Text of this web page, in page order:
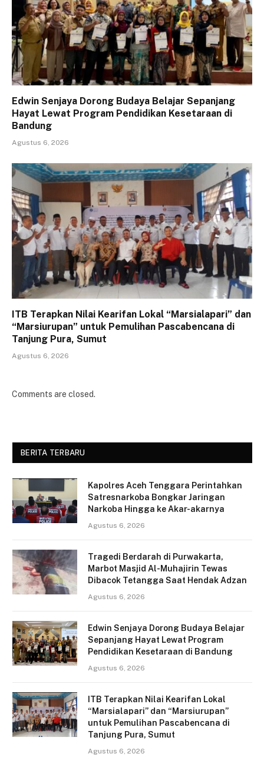
Edwin Senjaya Dorong Budaya Belajar Sepanjang
Hayat Lewat Program Pendidikan Kesetaraan di
Bandung
Agustus 6, 2026
ITB Terapkan Nilai Kearifan Lokal “Marsialapari” dan
“Marsiurupan” untuk Pemulihan Pascabencana di
Tanjung Pura, Sumut
Agustus 6, 2026
Comments are closed.
BERITA TERBARU
Kapolres Aceh Tenggara Perintahkan
Satresnarkoba Bongkar Jaringan
Narkoba Hingga ke Akar-akarnya
Agustus 6, 2026
Tragedi Berdarah di Purwakarta,
Marbot Masjid Al-Muhajirin Tewas
Dibacok Tetangga Saat Hendak Adzan
Agustus 6, 2026
Edwin Senjaya Dorong Budaya Belajar
Sepanjang Hayat Lewat Program
Pendidikan Kesetaraan di Bandung
Agustus 6, 2026
ITB Terapkan Nilai Kearifan Lokal
“Marsialapari” dan “Marsiurupan”
untuk Pemulihan Pascabencana di
Tanjung Pura, Sumut
Agustus 6, 2026